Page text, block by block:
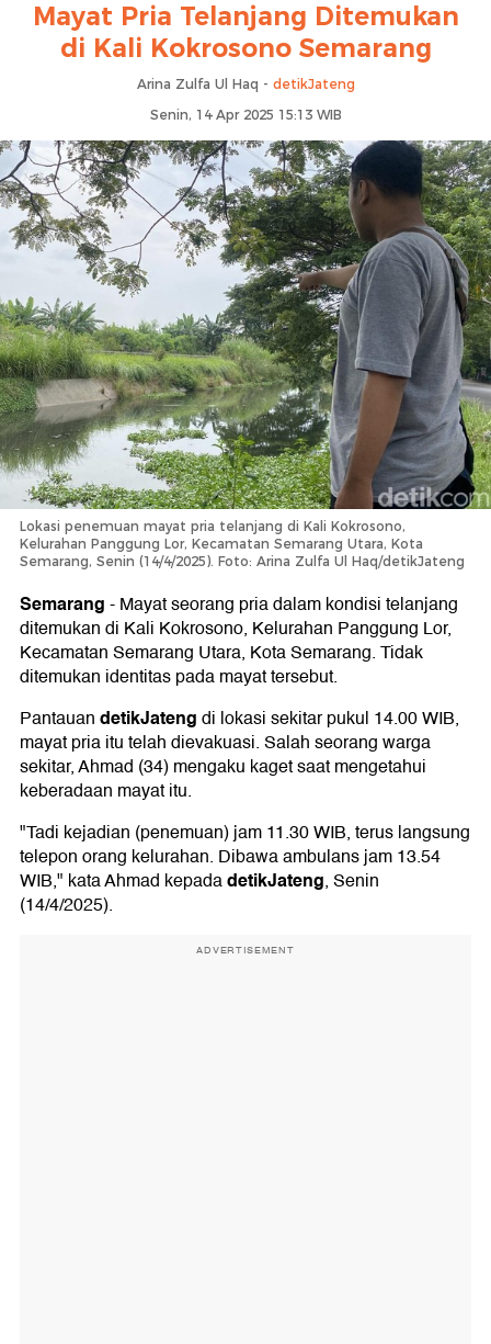
Mayat Pria Telanjang Ditemukan
di Kali Kokrosono Semarang
Arina Zulfa Ul Haq - detikJateng
Senin, 14 Apr 2025 15:13 WIB
Lokasi penemuan mayat pria telanjang di Kali Kokrosono,
Kelurahan Panggung Lor, Kecamatan Semarang Utara, Kota
Semarang, Senin (14/4/2025). Foto: Arina Zulfa Ul Haq/detikJateng
Semarang-Mayat seorang pria dalam kondisi telanjang
ditemukan di Kali Kokrosono, Kelurahan Panggung Lor,
Kecamatan Semarang Utara, Kota Semarang. Tidak
ditemukan identitas pada mayat tersebut.
PantauandetikJatengdi lokasi sekitar pukul 14.00 WIB,
mayat pria itu telah dievakuasi. Salah seorang warga
sekitar, Ahmad (34) mengaku kaget saat mengetahui
keberadaan mayat itu.
"Tadi kejadian (penemuan) jam 11.30 WIB, terus langsung
telepon orang kelurahan. Dibawa ambulans jam 13.54
WIB," kata Ahmad kepadadetikJateng, Senin
(14/4/2025).
ADVERTISEMENT